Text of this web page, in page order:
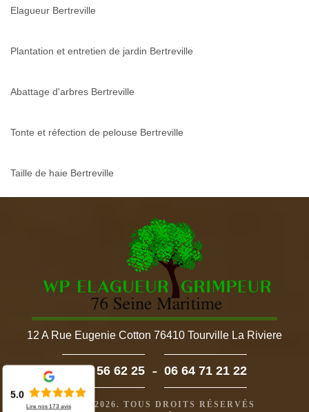
Elagueur Bertreville
Plantation et entretien de jardin Bertreville
Abattage d'arbres Bertreville
Tonte et réfection de pelouse Bertreville
Taille de haie Bertreville
12 A Rue Eugenie Cotton 76410 Tourville La Riviere
02 52 56 62 25 - 06 64 71 21 22
©2022 - 2026. TOUS DROITS RÉSERVÉS
5.0
Lire nos173 avis